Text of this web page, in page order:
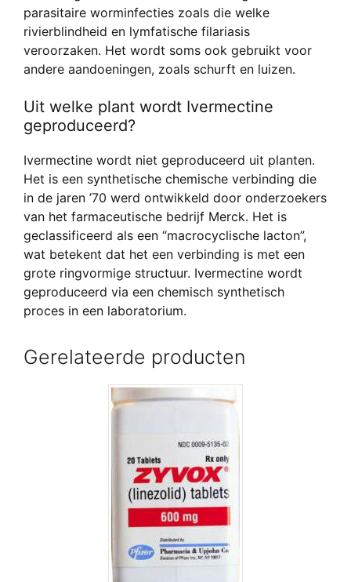
parasitaire worminfecties zoals die welke
rivierblindheid en lymfatische filariasis
veroorzaken. Het wordt soms ook gebruikt voor
andere aandoeningen, zoals schurft en luizen.
Uit welke plant wordt Ivermectine
geproduceerd?
Ivermectine wordt niet geproduceerd uit planten.
Het is een synthetische chemische verbinding die
in de jaren ’70 werd ontwikkeld door onderzoekers
van het farmaceutische bedrijf Merck. Het is
geclassificeerd als een “macrocyclische lacton”,
wat betekent dat het een verbinding is met een
grote ringvormige structuur. Ivermectine wordt
geproduceerd via een chemisch synthetisch
proces in een laboratorium.
Gerelateerde producten